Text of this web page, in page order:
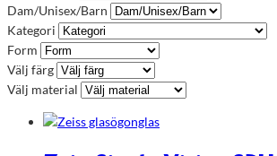
Dam/Unisex/Barn
Kategori
Form
Välj färg
Välj material